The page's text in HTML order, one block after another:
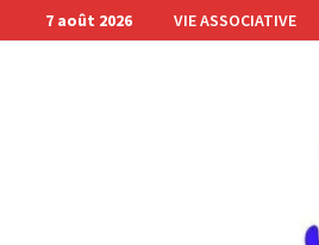
Passer
au
7 août 2026 VIE ASSOCIATIVE